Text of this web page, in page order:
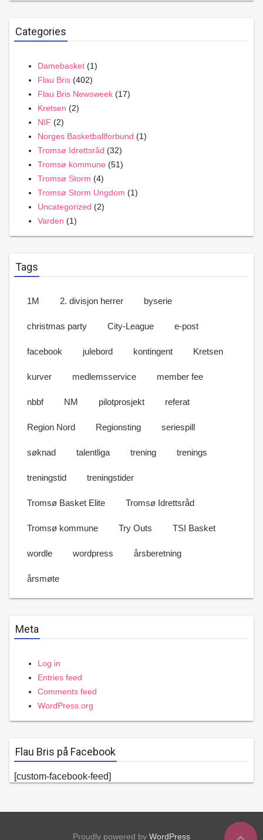
Categories
Damebasket (1)
Flau Bris (402)
Flau Bris Newsweek (17)
Kretsen (2)
NIF (2)
Norges Basketballforbund (1)
Tromsø Idrettsråd (32)
Tromsø kommune (51)
Tromsø Storm (4)
Tromsø Storm Ungdom (1)
Uncategorized (2)
Varden (1)
Tags
1M 2. divisjon herrer byserie
christmas party City-League e-post
facebook julebord kontingent Kretsen
kurver medlemsservice member fee
nbbf NM pilotprosjekt referat
Region Nord Regionsting seriespill
søknad talentliga trening trenings
treningstid treningstider
Tromsø Basket Elite Tromsø Idrettsråd
Tromsø kommune Try Outs TSI Basket
wordle wordpress årsberetning
årsmøte
Meta
Log in
Entries feed
Comments feed
WordPress.org
Flau Bris på Facebook
[custom-facebook-feed]
Proudly powered by WordPress